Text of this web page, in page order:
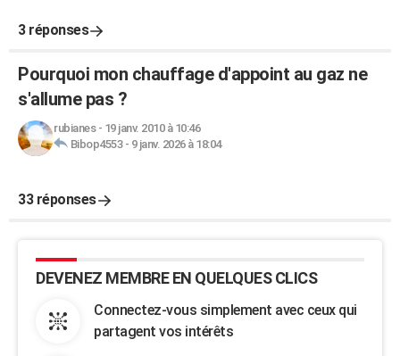
3 réponses
Pourquoi mon chauffage d'appoint au gaz ne
s'allume pas ?
rubianes- 19 janv. 2010 à 10:46
Bibop4553- 9 janv. 2026 à 18:04
33 réponses
DEVENEZ MEMBRE EN QUELQUES CLICS
Connectez-vous simplement avec ceux qui
partagent vos intérêts